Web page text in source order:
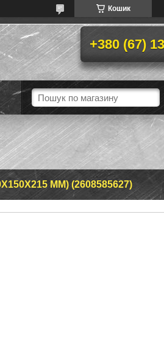
Кошик
+380 (67)
ММ) (2608585627)